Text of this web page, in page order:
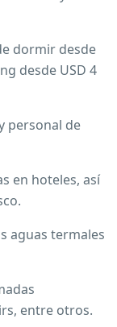
dormir desde
desde USD 4
personal de
en hoteles, así
aguas termales
entre otros.